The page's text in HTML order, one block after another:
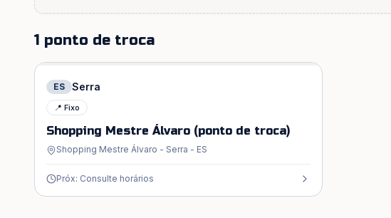
1 ponto de troca
ES Serra
📍 Fixo
Shopping Mestre Álvaro (ponto de troca)
Shopping Mestre Álvaro - Serra - ES
Próx: Consulte horários